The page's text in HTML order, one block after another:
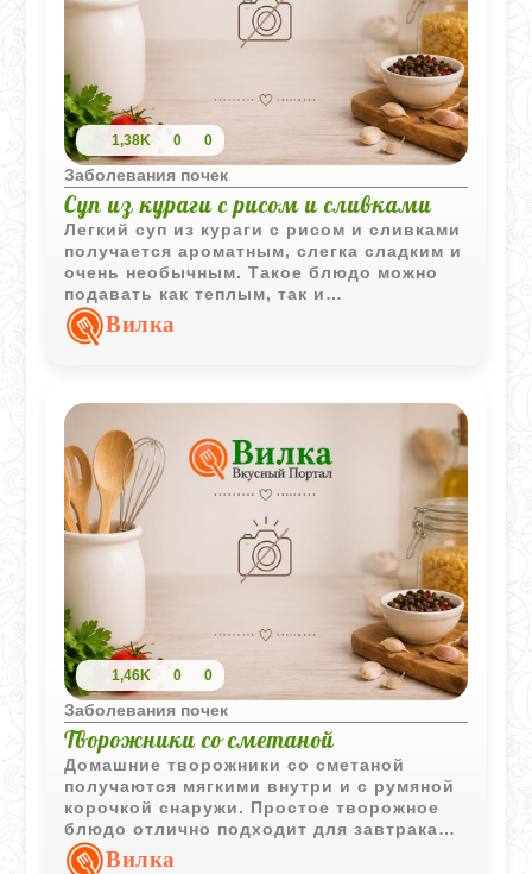
1,38K 0 0
Заболевания почек
Суп из кураги с рисом и сливками
Легкий суп из кураги с рисом и сливками
получается ароматным, слегка сладким и
очень необычным. Такое блюдо можно
подавать как теплым, так и
охлажденным.
Вилка
1,46K 0 0
Заболевания почек
Творожники со сметаной
Домашние творожники со сметаной
получаются мягкими внутри и с румяной
корочкой снаружи. Простое творожное
блюдо отлично подходит для завтрака
или легкого десерта.
Вилка